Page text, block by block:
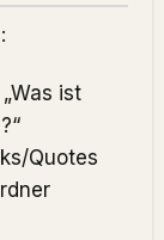
ist
Quotes